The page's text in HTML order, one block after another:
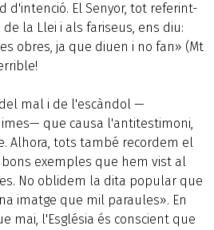
d'intenció. El Senyor, tot referint-
la Llei i als fariseus, ens diu:
obres, ja que diuen i no fan» (Mt
mal i de l'escàndol —
que causa l'antitestimoni,
Alhora, tots també recordem el
exemples que hem vist al
No oblidem la dita popular que
imatge que mil paraules». En
mai, l'Església és conscient que